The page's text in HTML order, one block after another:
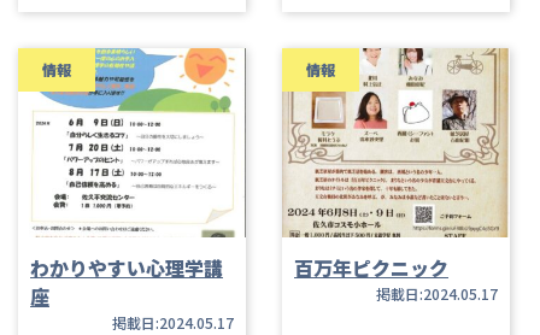
情報
わかりやすい心理学講
座
掲載日:2024.05.17
情報
百万年ピクニック
掲載日:2024.05.17